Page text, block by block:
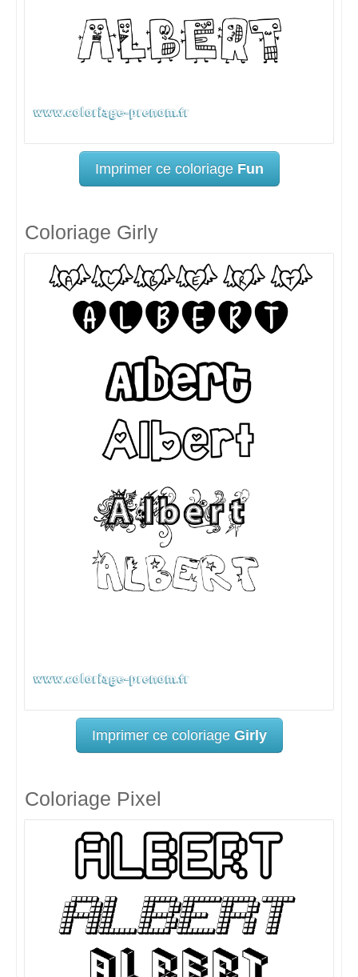
Imprimer ce coloriage Fun
Coloriage Girly
Imprimer ce coloriage Girly
Coloriage Pixel